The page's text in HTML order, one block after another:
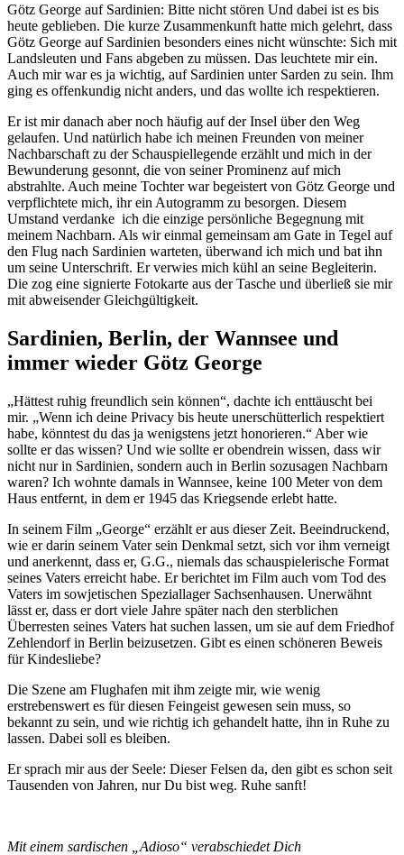
Götz George auf Sardinien: Bitte nicht stören Und dabei ist es bis
heute geblieben. Die kurze Zusammenkunft hatte mich gelehrt, dass
Götz George auf Sardinien besonders eines nicht wünschte: Sich mit
Landsleuten und Fans abgeben zu müssen. Das leuchtete mir ein.
Auch mir war es ja wichtig, auf Sardinien unter Sarden zu sein. Ihm
ging es offenkundig nicht anders, und das wollte ich respektieren.
Er ist mir danach aber noch häufig auf der Insel über den Weg
gelaufen. Und natürlich habe ich meinen Freunden von meiner
Nachbarschaft zu der Schauspiellegende erzählt und mich in der
Bewunderung gesonnt, die von seiner Prominenz auf mich
abstrahlte. Auch meine Tochter war begeistert von Götz George und
verpflichtete mich, ihr ein Autogramm zu besorgen. Diesem
Umstand verdanke ich die einzige persönliche Begegnung mit
meinem Nachbarn. Als wir einmal gemeinsam am Gate in Tegel auf
den Flug nach Sardinien warteten, überwand ich mich und bat ihn
um seine Unterschrift. Er verwies mich kühl an seine Begleiterin.
Die zog eine signierte Fotokarte aus der Tasche und überließ sie mir
mit abweisender Gleichgültigkeit.
Sardinien, Berlin, der Wannsee und
immer wieder Götz George
„Hättest ruhig freundlich sein können“, dachte ich enttäuscht bei
mir. „Wenn ich deine Privacy bis heute unerschütterlich respektiert
habe, könntest du das ja wenigstens jetzt honorieren.“ Aber wie
sollte er das wissen? Und wie sollte er obendrein wissen, dass wir
nicht nur in Sardinien, sondern auch in Berlin sozusagen Nachbarn
waren? Ich wohnte damals in Wannsee, keine 100 Meter von dem
Haus entfernt, in dem er 1945 das Kriegsende erlebt hatte.
In seinem Film „George“ erzählt er aus dieser Zeit. Beeindruckend,
wie er darin seinem Vater sein Denkmal setzt, sich vor ihm verneigt
und anerkennt, dass er, G.G., niemals das schauspielerische Format
seines Vaters erreicht habe. Er berichtet im Film auch vom Tod des
Vaters im sowjetischen Speziallager Sachsenhausen. Unerwähnt
lässt er, dass er dort viele Jahre später nach den sterblichen
Überresten seines Vaters hat suchen lassen, um sie auf dem Friedhof
Zehlendorf in Berlin beizusetzen. Gibt es einen schöneren Beweis
für Kindesliebe?
Die Szene am Flughafen mit ihm zeigte mir, wie wenig
erstrebenswert es für diesen Feingeist gewesen sein muss, so
bekannt zu sein, und wie richtig ich gehandelt hatte, ihn in Ruhe zu
lassen. Dabei soll es bleiben.
Er sprach mir aus der Seele: Dieser Felsen da, den gibt es schon seit
Tausenden von Jahren, nur Du bist weg. Ruhe sanft!
Mit einem sardischen „Adioso“ verabschiedet Dich